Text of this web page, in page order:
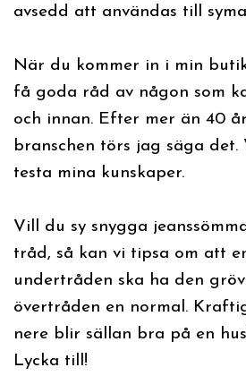
avsedd att användas till
När du kommer in i min
få goda råd av någon som
och innan. Efter mer än 40
branschen törs jag säga det.
testa mina kunskaper.
Vill du sy snygga
tråd, så kan vi tipsa om att
undertråden ska ha den
övertråden en normal.
nere blir sällan bra på en
Lycka till!